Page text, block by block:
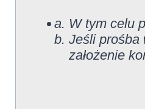
W tym celu
Jeśli prośba
założenie